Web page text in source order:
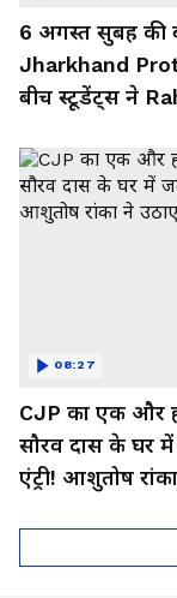
6 अगस्त सुबह की
Jharkhand
बीच स्टूडेंट्स ने
डिमांड!
CJP का एक और
सौरव दास के घर
एंट्री! आशुतोष
08:27